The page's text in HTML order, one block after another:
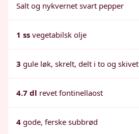
Salt og nykvernet svart pepper
1 ss vegetabilsk olje
3 gule løk, skrelt, delt i to og skivet
4.7 dl revet fontinellaost
4 gode, ferske subbrød